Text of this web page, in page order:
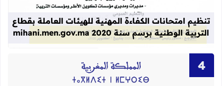
تنظيم امتحانات الكفاءة المهنية للهيئات العاملة بقطاع
التربية الوطنية برسم سنة 2020 mihani.men.gov.ma